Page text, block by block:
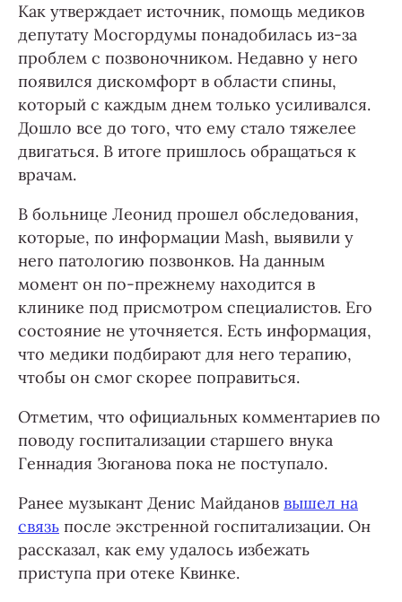
Как утверждает источник, помощь медиков
депутату Мосгордумы понадобилась из-за
проблем с позвоночником. Недавно у него
появился дискомфорт в области спины,
который с каждым днем только усиливался.
Дошло все до того, что ему стало тяжелее
двигаться. В итоге пришлось обращаться к
врачам.
В больнице Леонид прошел обследования,
которые, по информации Mash, выявили у
него патологию позвонков. На данным
момент он по-прежнему находится в
клинике под присмотром специалистов. Его
состояние не уточняется. Есть информация,
что медики подбирают для него терапию,
чтобы он смог скорее поправиться.
Отметим, что официальных комментариев по
поводу госпитализации старшего внука
Геннадия Зюганова пока не поступало.
Ранее музыкант Денис Майданов вышел на
связь после экстренной госпитализации. Он
рассказал, как ему удалось избежать
приступа при отеке Квинке.